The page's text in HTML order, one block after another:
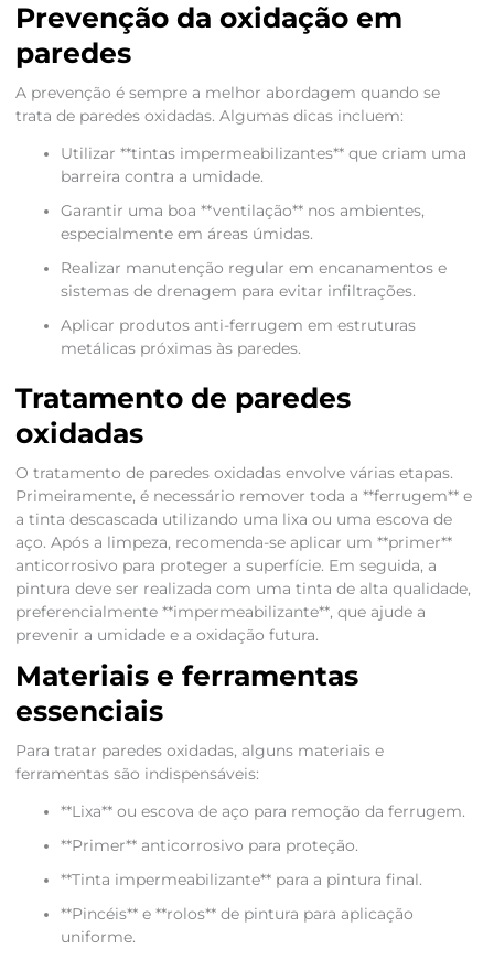
Prevenção da oxidação em
paredes
A prevenção é sempre a melhor abordagem quando se
trata de paredes oxidadas. Algumas dicas incluem:
Utilizar **tintas impermeabilizantes** que criam uma
barreira contra a umidade.
Garantir uma boa **ventilação** nos ambientes,
especialmente em áreas úmidas.
Realizar manutenção regular em encanamentos e
sistemas de drenagem para evitar infiltrações.
Aplicar produtos anti-ferrugem em estruturas
metálicas próximas às paredes.
Tratamento de paredes
oxidadas
O tratamento de paredes oxidadas envolve várias etapas.
Primeiramente, é necessário remover toda a **ferrugem** e
a tinta descascada utilizando uma lixa ou uma escova de
aço. Após a limpeza, recomenda-se aplicar um **primer**
anticorrosivo para proteger a superfície. Em seguida, a
pintura deve ser realizada com uma tinta de alta qualidade,
preferencialmente **impermeabilizante**, que ajude a
prevenir a umidade e a oxidação futura.
Materiais e ferramentas
essenciais
Para tratar paredes oxidadas, alguns materiais e
ferramentas são indispensáveis:
**Lixa** ou escova de aço para remoção da ferrugem.
**Primer** anticorrosivo para proteção.
**Tinta impermeabilizante** para a pintura final.
**Pincéis** e **rolos** de pintura para aplicação
uniforme.